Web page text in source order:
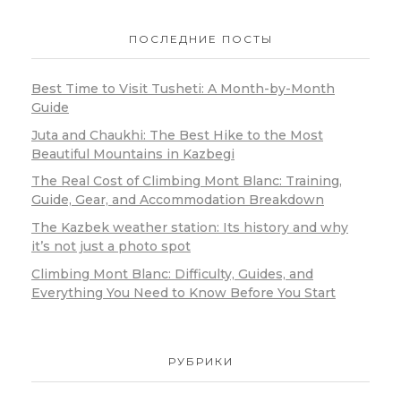
ПОСЛЕДНИЕ ПОСТЫ
Best Time to Visit Tusheti: A Month-by-Month
Guide
Juta and Chaukhi: The Best Hike to the Most
Beautiful Mountains in Kazbegi
The Real Cost of Climbing Mont Blanc: Training,
Guide, Gear, and Accommodation Breakdown
The Kazbek weather station: Its history and why
it’s not just a photo spot
Climbing Mont Blanc: Difficulty, Guides, and
Everything You Need to Know Before You Start
РУБРИКИ